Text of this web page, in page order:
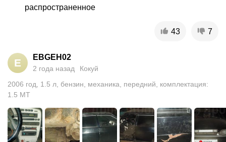
распространенное
43 7
E EBGEH02
2 года назад
Кокуй
2006 год 1.5 л бензин механика передний
комплектация:
1.5 MT